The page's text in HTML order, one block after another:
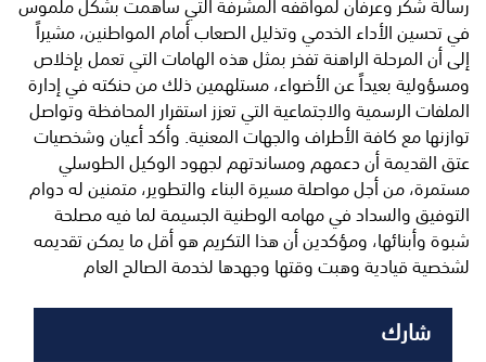
في تحسين الأداء الخدمي وتذليل الصعاب أمام المواطنين، مشيراً
إلى أن المرحلة الراهنة تفخر بمثل هذه الهامات التي تعمل بإخلاص
ومسؤولية بعيداً عن الأضواء، مستلهمين ذلك من حنكته في إدارة
الملفات الرسمية والاجتماعية التي تعزز استقرار المحافظة وتواصل
توازنها مع كافة الأطراف والجهات المعنية. وأكد أعيان وشخصيات
عتق القديمة أن دعمهم ومساندتهم لجهود الوكيل الطوسلي
مستمرة، من أجل مواصلة مسيرة البناء والتطوير، متمنين له دوام
التوفيق والسداد في مهامه الوطنية الجسيمة لما فيه مصلحة
شبوة وأبنائها، ومؤكدين أن هذا التكريم هو أقل ما يمكن تقديمه
لشخصية قيادية وهبت وقتها وجهدها لخدمة الصالح العام
شارك